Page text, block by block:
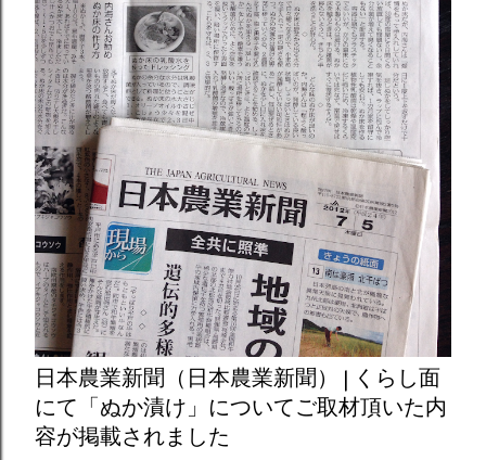
日本農業新聞（日本農業新聞） | くらし面
にて「ぬか漬け」についてご取材頂いた内
容が掲載されました